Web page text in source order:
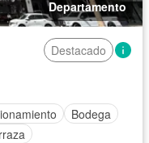
Departamento
Destacado
Bodega